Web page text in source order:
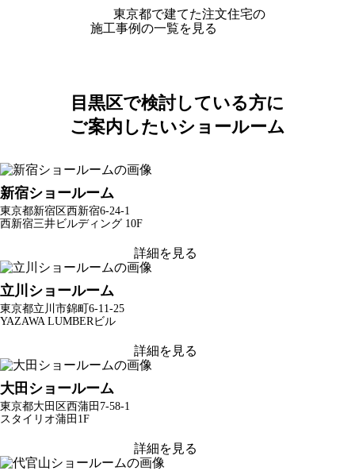
東京都で建てた注文住宅の
施工事例の一覧を見る
目黒区で検討している方に
ご案内したいショールーム
新宿ショールーム
東京都新宿区西新宿6-24-1
西新宿三井ビルディング 10F
詳細を見る
立川ショールーム
東京都立川市錦町6-11-25
YAZAWA LUMBERビル
詳細を見る
大田ショールーム
東京都大田区西蒲田7-58-1
スタイリオ蒲田1F
詳細を見る